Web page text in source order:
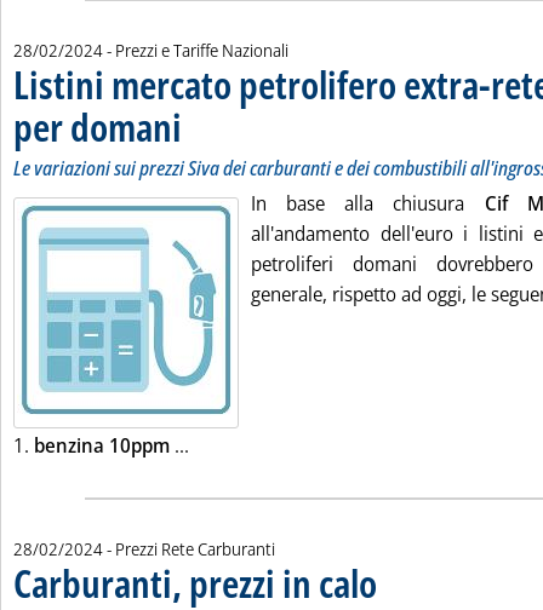
28/02/2024- Prezzi e Tariffe Nazionali
Listini mercato petrolifero extra-
per domani . Sottotitolo: Le variazioni sui prezzi Siva dei carburanti e dei
. Pubblicata mercoledì 28 febbraio 2024 alle 9.3.
Le variazioni sui prezzi Siva dei carburanti e dei combustibili
In base alla chiusura Cif
all'andamento dell'euro i listini
petroliferi domani
generale, rispetto ad oggi, le
1. benzina 10ppm ...
28/02/2024- Prezzi Rete Carburanti
Carburanti, prezzi in calo